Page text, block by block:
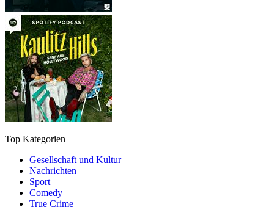
Top Kategorien
Gesellschaft und Kultur
Nachrichten
Sport
Comedy
True Crime